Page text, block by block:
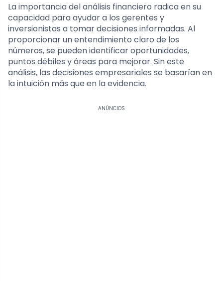
La importancia del análisis financiero radica en su
capacidad para ayudar a los gerentes y
inversionistas a tomar decisiones informadas. Al
proporcionar un entendimiento claro de los
números, se pueden identificar oportunidades,
puntos débiles y áreas para mejorar. Sin este
análisis, las decisiones empresariales se basarían en
la intuición más que en la evidencia.
ANÚNCIOS